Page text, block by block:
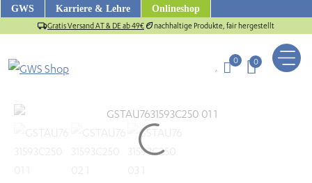
ZumGWS Karriere & Lehre Onlineshop
Gratis Versand AT & DE ab 49€ nachhaltige Produkte, fair hergestellt
0 0